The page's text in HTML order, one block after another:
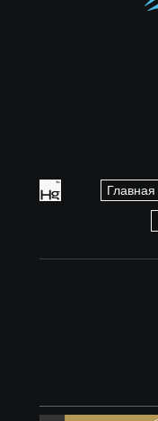
Главная